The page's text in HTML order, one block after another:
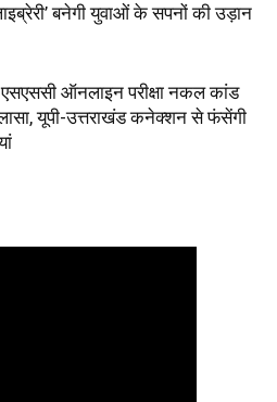
बनेगी युवाओं के सपनों की उड़ान
ऑनलाइन परीक्षा नकल कांड
यूपी-उत्तराखंड कनेक्शन से फंसेंगी